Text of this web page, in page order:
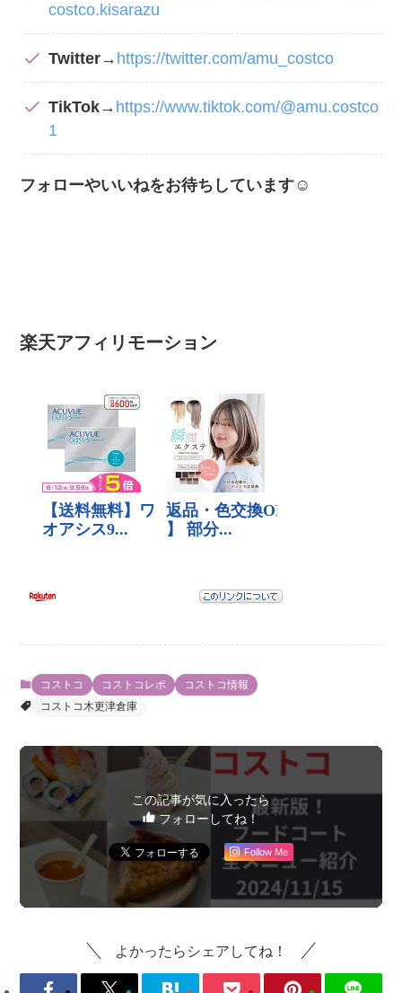
costco.kisarazu
Twitter→ https://twitter.com/amu_costco
TikTok→ https://www.tiktok.com/@amu.costco
1
フォローやいいねをお待ちしています☺
楽天アフィリモーション
コストコ コストコレポ
コストコ情報
コストコ木更津倉庫
この記事が気に入ったら
フォローしてね！
Follow Me
よかったらシェアしてね！